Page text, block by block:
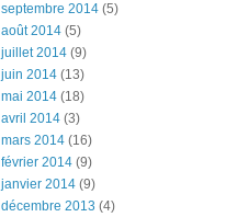
septembre 2014 (5)
août 2014 (5)
juillet 2014 (9)
juin 2014 (13)
mai 2014 (18)
avril 2014 (3)
mars 2014 (16)
février 2014 (9)
janvier 2014 (9)
décembre 2013 (4)